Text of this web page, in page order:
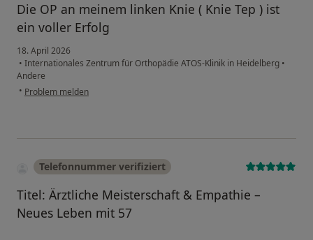
Die OP an meinem linken Knie ( Knie Tep ) ist
ein voller Erfolg
18. April 2026
• Internationales Zentrum für Orthopädie ATOS-Klinik in Heidelberg •
Andere
• Problem melden
Telefonnummer verifiziert
Titel: Ärztliche Meisterschaft & Empathie –
Neues Leben mit 57